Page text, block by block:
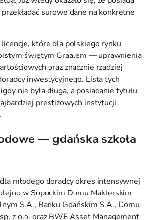
surowe dane na konkretne
licencje, które dla polskiego rynku
świętym Graalem — uprawnienia
oraz znacznie rzadziej
inwestycyjnego. Lista tych
nie była długa, a posiadanie tytułu
prestiżowych instytucji
— gdańska szkoła
młodego doradcy okres intensywnej
w Sopockim Domu Maklerskim
S.A., Banku Gdańskim S.A., Domu
z o.o. oraz BWE Asset Management